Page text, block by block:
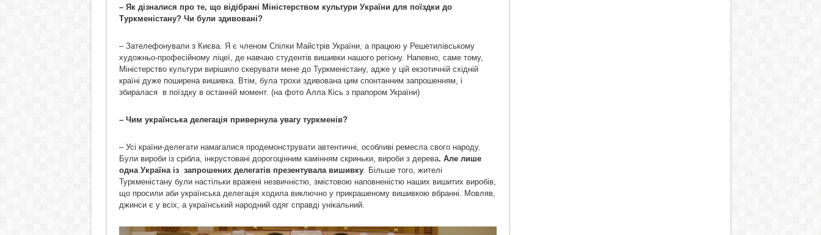
– Як дізналися про те, що відібрані Міністерством культури України для поїздки до
Туркменістану? Чи були здивовані?
– Зателефонували з Києва. Я є членом Спілки Майстрів України, а працюю у Решетилівському
художньо-професійному ліцеї, де навчаю студентів вишивки нашого регіону. Напевно, саме тому,
Міністерство культури вирішило скерувати мене до Туркменістану, адже у цій екзотичній східній
країні дуже поширена вишивка. Втім, була трохи здивована цим спонтанним запрошенням, і
збиралася в поїздку в останній момент. (на фото Алла Кісь з прапором України)
– Чим українська делегація привернула увагу туркменів?
– Усі країни-делегати намагалися продемонструвати автентичні, особливі ремесла свого народу.
Були вироби із срібла, інкрустовані дорогоцінним камінням скриньки, вироби з дерева. Але лише
одна Україна із запрошених делегатів презентувала вишивку. Більше того, жителі
Туркменістану були настільки вражені незвичністю, змістовою наповненістю наших вишитих виробів,
що просили аби українська делегація ходила виключно у прикрашеному вишивкою вбранні. Мовляв,
джинси є у всіх, а український народний одяг справді унікальний.